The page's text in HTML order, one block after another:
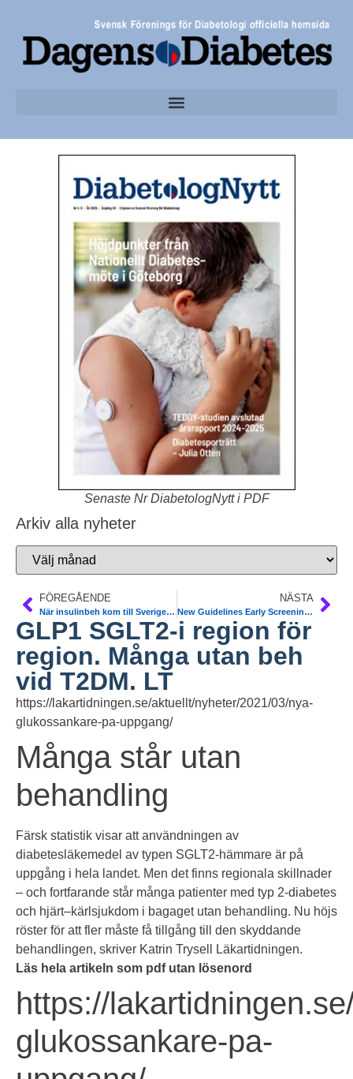
Senaste Nr DiabetologNytt i PDF
Arkiv alla nyheter
FÖREGÅENDE
När insulinbeh kom till Sverige. Prof Peter Nilsson. Insulin 100 år
NÄSTA
New Guidelines Early Screening for Diabetes and Prediabetes. USPSTF
GLP1 SGLT2-i region för
region. Många utan beh
vid T2DM. LT
https://lakartidningen.se/aktuellt/nyheter/2021/03/nya-
glukossankare-pa-uppgang/
Många står utan
behandling
Färsk statistik visar att användningen av
diabetesläkemedel av typen SGLT2-hämmare är på
uppgång i hela landet. Men det finns regionala skillnader
– och fortfarande står många patienter med typ 2-diabetes
och hjärt–kärlsjukdom i bagaget utan behandling. Nu höjs
röster för att fler måste få tillgång till den skyddande
behandlingen, skriver Katrin Trysell Läkartidningen.
Läs hela artikeln som pdf utan lösenord
https://
glukossankare-pa-